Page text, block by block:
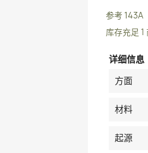
参考 143A
库存充足 1
详细信息
方面
材料
起源